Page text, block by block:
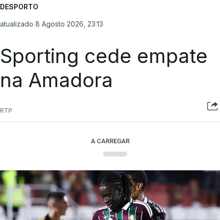
DESPORTO
atualizado 8 Agosto 2026, 23:13
Sporting cede empate
na Amadora
RTP
A CARREGAR